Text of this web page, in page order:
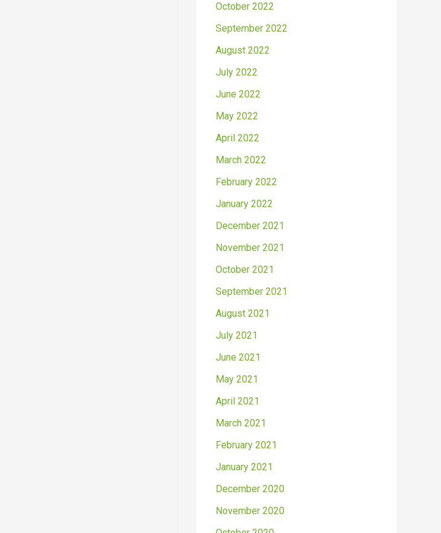
October 2022
September 2022
August 2022
July 2022
June 2022
May 2022
April 2022
March 2022
February 2022
January 2022
December 2021
November 2021
October 2021
September 2021
August 2021
July 2021
June 2021
May 2021
April 2021
March 2021
February 2021
January 2021
December 2020
November 2020